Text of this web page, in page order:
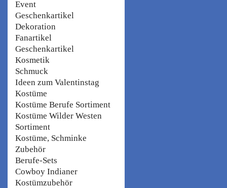
Event
Geschenkartikel
Dekoration
Fanartikel
Geschenkartikel
Kosmetik
Schmuck
Ideen zum Valentinstag
Kostüme
Kostüme Berufe Sortiment
Kostüme Wilder Westen
Sortiment
Kostüme, Schminke
Zubehör
Berufe-Sets
Cowboy Indianer
Kostümzubehör